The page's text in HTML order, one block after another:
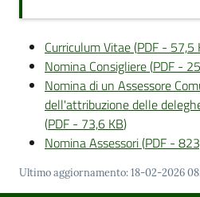
Curriculum Vitae(PDF - 57,5
Nomina Consigliere(PDF -
Nomina di un Assessore
dell'attribuzione delle
(PDF - 73,6 KB)
Nomina Assessori(PDF -
Ultimo aggiornamento:18-02-2026